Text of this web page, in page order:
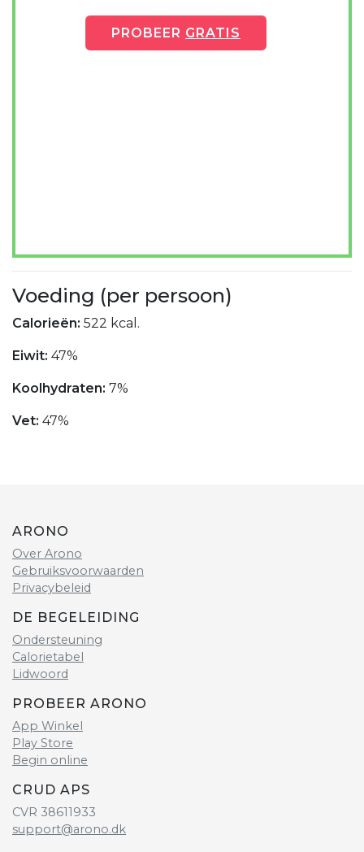
PROBEER GRATIS
Voeding (per persoon)
Calorieën: 522 kcal.
Eiwit: 47%
Koolhydraten: 7%
Vet: 47%
ARONO
Over Arono
Gebruiksvoorwaarden
Privacybeleid
DE BEGELEIDING
Ondersteuning
Calorietabel
Lidwoord
PROBEER ARONO
App Winkel
Play Store
Begin online
CRUD APS
CVR 38611933
support@arono.dk